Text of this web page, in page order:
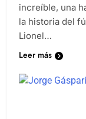
increíble, una
la historia del
Lionel…
Leer más